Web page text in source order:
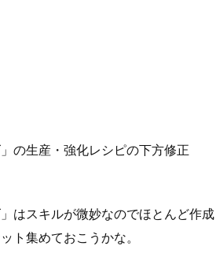
の生産・強化レシピの下方修正
はスキルが微妙なのでほとんど作
ト集めておこうかな。